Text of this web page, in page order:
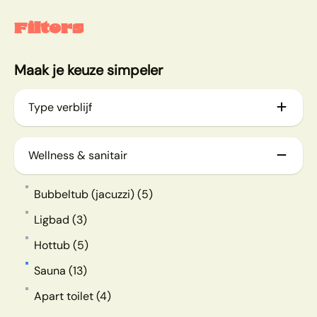
Filters
Maak je keuze simpeler
Type verblijf
Vakantiehuizen (10)
Vakantiehuizen met wellness (12)
Kinder- en babybungalows (3)
Groepsaccommodaties (2)
Glamping
Mobile Homes
Wellness & sanitair
Bubbeltub (jacuzzi) (5)
Ligbad (3)
Hottub (5)
Sauna (13)
Apart toilet (4)